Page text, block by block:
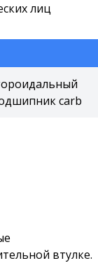
лиц
втулке.